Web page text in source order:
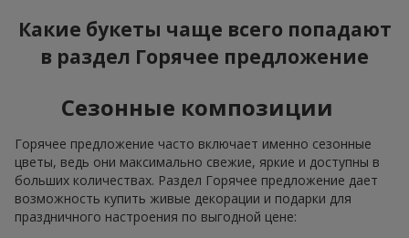
Какие букеты чаще всего попадают
в раздел Горячее предложение
Сезонные композиции
Горячее предложение часто включает именно сезонные
цветы, ведь они максимально свежие, яркие и доступны в
больших количествах. Раздел Горячее предложение дает
возможность купить живые декорации и подарки для
праздничного настроения по выгодной цене: